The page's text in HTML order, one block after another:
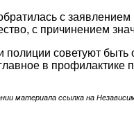
с заявлением
с причинением
полиции советуют
в профилактике
материала ссылка на